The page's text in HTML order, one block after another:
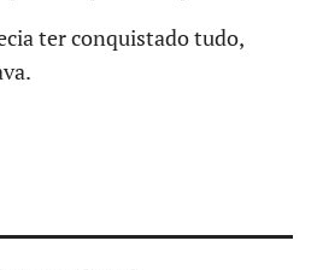
ter conquistado tudo,